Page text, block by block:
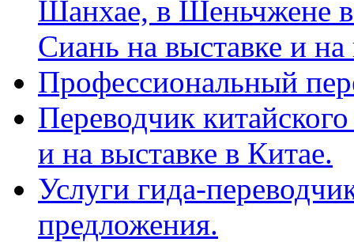
Шанхае, в Шеньчжене
Сиань на выставке и
Профессиональный
Переводчик
и на выставке в Китае.
Услуги гида-
предложения.